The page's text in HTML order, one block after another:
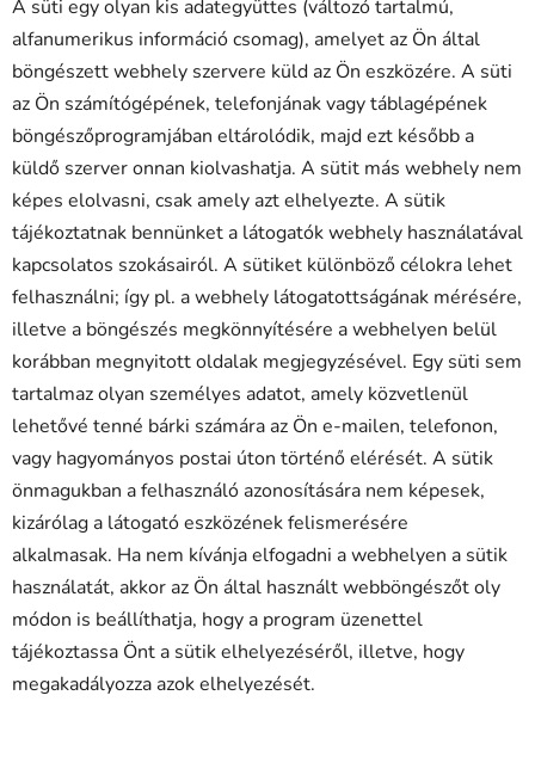
A süti egy olyan kis adategyüttes (változó tartalmú,
alfanumerikus információ csomag), amelyet az Ön által
böngészett webhely szervere küld az Ön eszközére. A süti
az Ön számítógépének, telefonjának vagy táblagépének
böngészőprogramjában eltárolódik, majd ezt később a
küldő szerver onnan kiolvashatja. A sütit más webhely nem
képes elolvasni, csak amely azt elhelyezte. A sütik
tájékoztatnak bennünket a látogatók webhely használatával
kapcsolatos szokásairól. A sütiket különböző célokra lehet
felhasználni; így pl. a webhely látogatottságának mérésére,
illetve a böngészés megkönnyítésére a webhelyen belül
korábban megnyitott oldalak megjegyzésével. Egy süti sem
tartalmaz olyan személyes adatot, amely közvetlenül
lehetővé tenné bárki számára az Ön e-mailen, telefonon,
vagy hagyományos postai úton történő elérését. A sütik
önmagukban a felhasználó azonosítására nem képesek,
kizárólag a látogató eszközének felismerésére
alkalmasak. Ha nem kívánja elfogadni a webhelyen a sütik
használatát, akkor az Ön által használt webböngészőt oly
módon is beállíthatja, hogy a program üzenettel
tájékoztassa Önt a sütik elhelyezéséről, illetve, hogy
megakadályozza azok elhelyezését.